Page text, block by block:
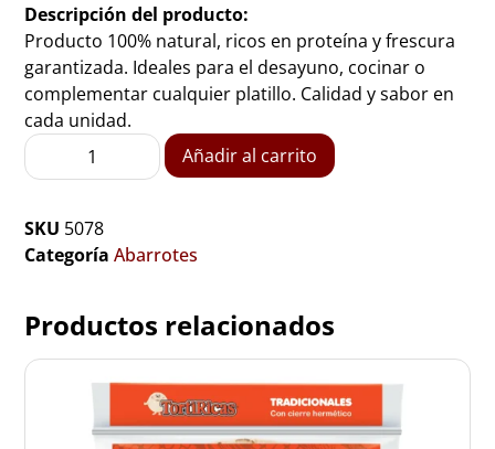
Descripción del producto:
Producto 100% natural, ricos en proteína y frescura
garantizada. Ideales para el desayuno, cocinar o
complementar cualquier platillo. Calidad y sabor en
cada unidad.
Añadir al carrito
SKU 5078
Categoría Abarrotes
Productos relacionados